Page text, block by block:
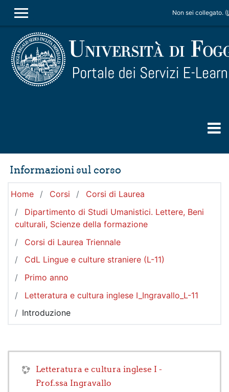
PANNELLO LATERALE
Non sei collegato. (
Informazioni sul corso
Home Corsi
Corsi di Laurea
Dipartimento di Studi Umanistici. Lettere, Beni
culturali, Scienze della formazione
Corsi di Laurea Triennale
CdL Lingue e culture straniere (L-11)
Primo anno
Letteratura e cultura inglese I_Ingravallo_L-11
Introduzione
Letteratura e cultura inglese I -
Prof.ssa Ingravallo